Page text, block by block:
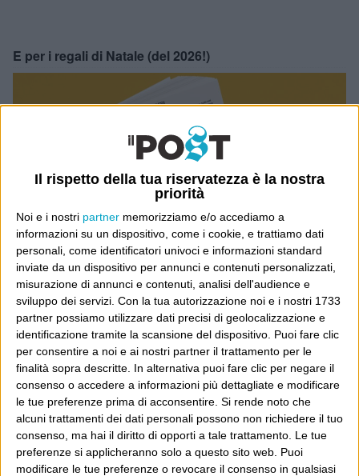
Il rispetto della tua riservatezza è la nostra
priorità
Noi e i nostri partner memorizziamo e/o accediamo a
informazioni su un dispositivo, come i cookie, e trattiamo dati
personali, come identificatori univoci e informazioni standard
inviate da un dispositivo per annunci e contenuti personalizzati,
misurazione di annunci e contenuti, analisi dell'audience e
sviluppo dei servizi. Con la tua autorizzazione noi e i nostri 1733
partner possiamo utilizzare dati precisi di geolocalizzazione e
identificazione tramite la scansione del dispositivo. Puoi fare clic
per consentire a noi e ai nostri partner il trattamento per le
finalità sopra descritte. In alternativa puoi fare clic per negare il
consenso o accedere a informazioni più dettagliate e modificare
le tue preferenze prima di acconsentire. Si rende noto che
alcuni trattamenti dei dati personali possono non richiedere il tuo
consenso, ma hai il diritto di opporti a tale trattamento. Le tue
preferenze si applicheranno solo a questo sito web. Puoi
modificare le tue preferenze o revocare il consenso in qualsiasi
E per i regali di Natale (del 2026!)